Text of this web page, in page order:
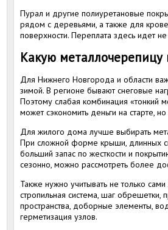
Пурал и другие полиуретановые
рядом с деревьями, а также для
поверхности. Переплата здесь идет
Какую
Для Нижнего Новгорода и области
зимой. В регионе бывают снеговые
Поэтому слабая комбинация «тонкий
может сэкономить деньги на старте,
Для жилого дома лучше выбирать
При сложной форме крыши, длинных
больший запас по жесткости и
сезонно, можно рассмотреть более
Также нужно учитывать не только
стропильная система, шаг обрешетки,
пространства, доборные элементы,
герметизация узлов.